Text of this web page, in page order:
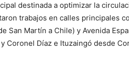
destinada a optimizar la
trabajos en calles principales
San Martín a Chile) y Avenida
Coronel Díaz e Ituzaingó desde